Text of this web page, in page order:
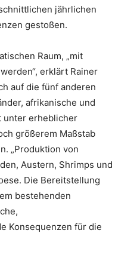
jährlichen
gestoßen.
Raum, „mit
erklärt Rainer
auf die fünf anderen
afrikanische und
unter erheblicher
größerem Maßstab
„Produktion von
Austern, Shrimps und
Die Bereitstellung
bestehenden
Konsequenzen für die